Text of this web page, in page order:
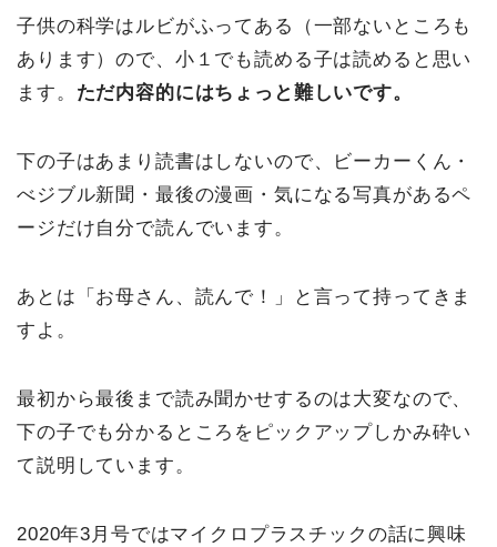
子供の科学はルビがふってある（一部ないところも
あります）ので、小１でも読める子は読めると思い
ます。 ただ内容的にはちょっと難しいです。
下の子はあまり読書はしないので、ビーカーくん・
べジブル新聞・最後の漫画・気になる写真があるペ
ージだけ自分で読んでいます。
あとは「お母さん、読んで！」と言って持ってきま
すよ。
最初から最後まで読み聞かせするのは大変なので、
下の子でも分かるところをピックアップしかみ砕い
て説明しています。
2020年3月号ではマイクロプラスチックの話に興味